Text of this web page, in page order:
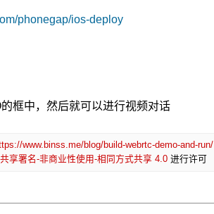
phonegap/ios-deploy
框中，然后就可以进行视频对话
www.binss.me/blog/build-webrtc-demo-and-run/
享署名-非商业性使用-相同方式共享 4.0 进行许可